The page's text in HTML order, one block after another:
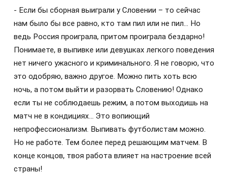
- Если бы сборная выиграли у Словении – то сейчас
нам было бы все равно, кто там пил или не пил… Но
ведь Россия проиграла, притом проиграла бездарно!
Понимаете, в выпивке или девушках легкого поведения
нет ничего ужасного и криминального. Я не говорю, что
это одобряю, важно другое. Можно пить хоть всю
ночь, а потом выйти и разорвать Словению! Однако
если ты не соблюдаешь режим, а потом выходишь на
матч не в кондициях… Это вопиющий
непрофессионализм. Выпивать футболистам можно.
Но не работе. Тем более перед решающим матчем. В
конце концов, твоя работа влияет на настроение всей
страны!